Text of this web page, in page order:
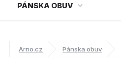
PÁNSKA OBUV
Arno.cz Pánska obuv